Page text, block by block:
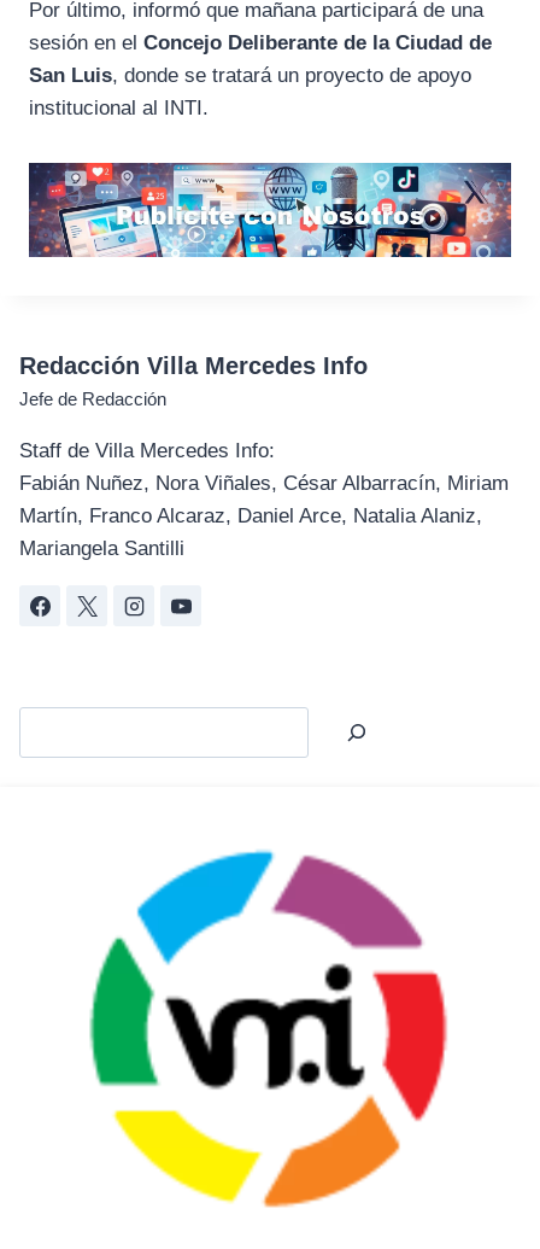
Por último, informó que mañana participará de una
sesión en el Concejo Deliberante de la Ciudad de
San Luis, donde se tratará un proyecto de apoyo
institucional al INTI.
Redacción Villa Mercedes Info
Jefe de Redacción
Staff de Villa Mercedes Info:
Fabián Nuñez, Nora Viñales, César Albarracín, Miriam
Martín, Franco Alcaraz, Daniel Arce, Natalia Alaniz,
Mariangela Santilli